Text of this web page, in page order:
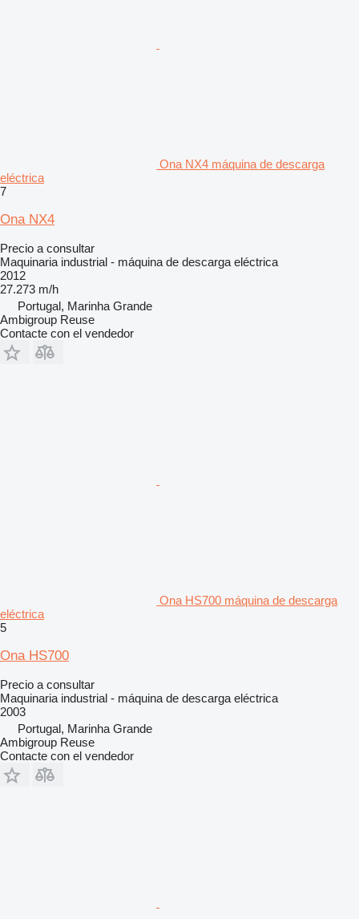
Ona NX4 máquina de descarga
eléctrica
7
Ona NX4
Precio a consultar
Maquinaria industrial - máquina de descarga eléctrica
2012
27.273 m/h
Portugal, Marinha Grande
Ambigroup Reuse
Contacte con el vendedor
Ona HS700 máquina de descarga
eléctrica
5
Ona HS700
Precio a consultar
Maquinaria industrial - máquina de descarga eléctrica
2003
Portugal, Marinha Grande
Ambigroup Reuse
Contacte con el vendedor